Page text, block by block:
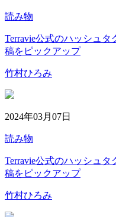
読み物
Terravie公式のハッシュ
稿をピックアップ
竹村ひろみ
2024年03月07日
読み物
Terravie公式のハッシュ
稿をピックアップ
竹村ひろみ